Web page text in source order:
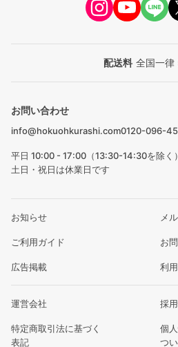
配送料 全国一
お問い合わせ
info@hokuohkurashi.com0120-096-
平日 10:00 - 17:00（13:30-14:30を除く）
土日・祝日は休業日です
お知らせ メ
ご利用ガイド お
広告掲載 利
運営会社 採
特定商取引法に基づく
表記
個
つ